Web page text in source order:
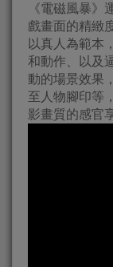
《電磁風暴》
戲畫面的精緻
以真人為範本
和動作、以及
動的場景效果
至人物腳印等
影畫質的感官